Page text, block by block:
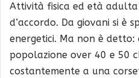
Attività fisica ed età
d’accordo. Da giovani si è
energetici. Ma non è detto:
popolazione over 40 e 50
costantemente a una